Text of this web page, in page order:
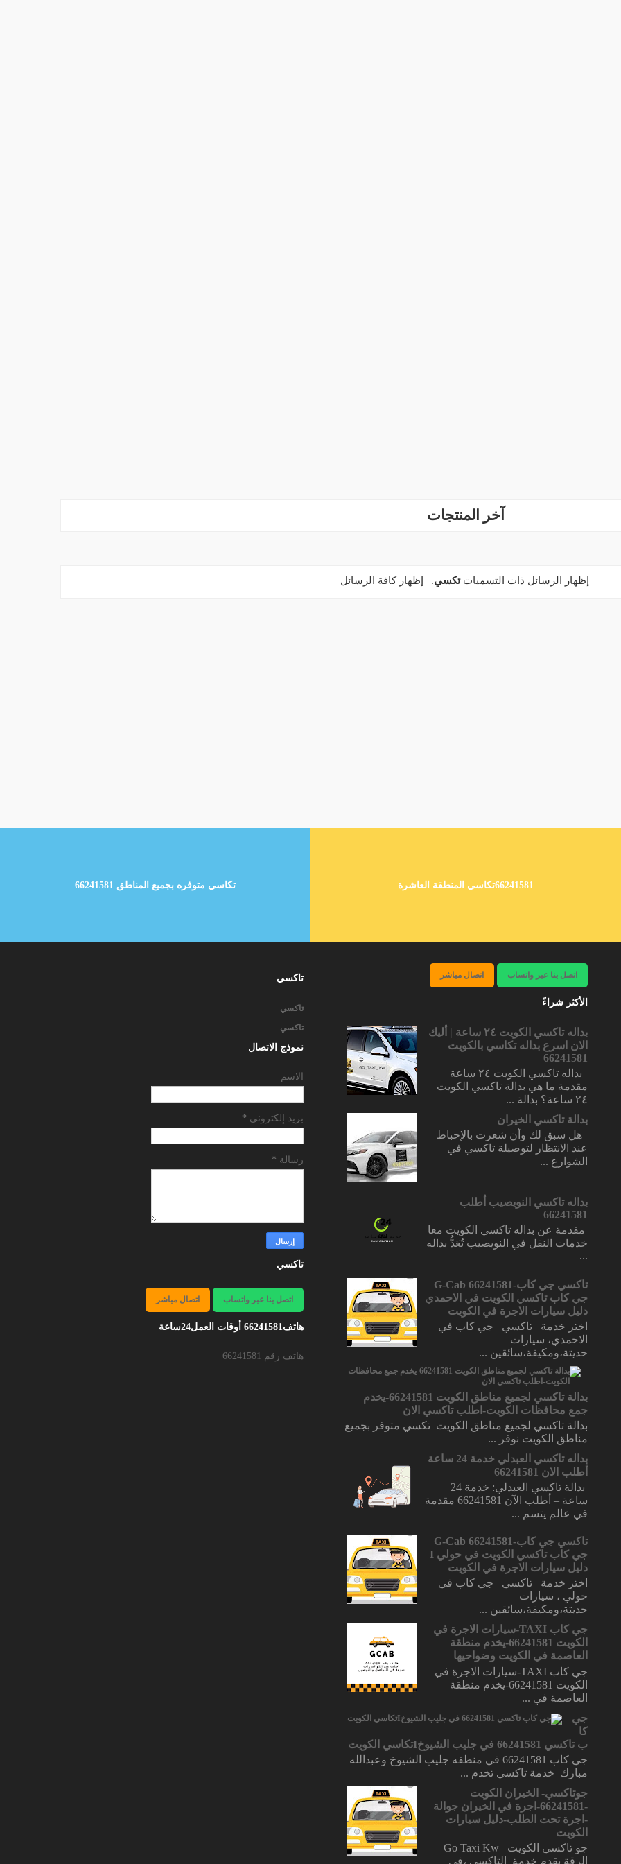
آخر المنتجات
‏إظهار الرسائل ذات التسمياتتكسي. إظهار كافة الرسائل
66241581تكاسي المنطقة العاشرة تكاسي متوفره بجميع المناطق 66241581
اتصل بنا عبر واتساب اتصال مباشر
الأكثر شراءً
بداله تاكسي الكويت ٢٤ ساعة | أليك
الان اسرع بداله تكاسي بالكويت
66241581
بداله تاكسي الكويت ٢٤ ساعة
مقدمة ما هي بدالة تاكسي الكويت
٢٤ ساعة؟ بدالة ...
بدالة تاكسي الخيران
هل سبق لك وأن شعرت بالإحباط
عند الانتظار لتوصيلة تاكسي في
الشوارع ...
بداله تاكسي النويصيب أطلب
66241581
مقدمة عن بداله تاكسي الكويت معا
خدمات النقل في النويصيب تُعَدُّ بداله
...
تاكسي جي كاب-66241581 G-Cab
جي كاب تاكسي الكويت في الاحمدي
دليل سيارات الاجرة في الكويت
اختر خدمة تاكسي جي كاب في
الاحمدي، سيارات
حديتة،ومكيفة،سائقين ...
بدالة تاكسي لجميع مناطق الكويت 66241581-يخدم
جمع محافظات الكويت-اطلب تاكسي الان
بدالة تاكسي لجميع مناطق الكويت تكسي متوفر بجميع
مناطق الكويت نوفر ...
بداله تاكسي العبدلي خدمة 24 ساعة
أطلب الان 66241581
بدالة تاكسي العبدلي: خدمة 24
ساعة – أطلب الآن 66241581 مقدمة
في عالم يتسم ...
تاكسي جي كاب-66241581 G-Cab
جي كاب تاكسي الكويت في حولي I
دليل سيارات الاجرة في الكويت
اختر خدمة تاكسي جي كاب في
حولي ، سيارات
حديتة،ومكيفة،سائقين ...
جي كاب TAXI-سيارات الاجرة في
الكويت 66241581-يخدم منطقة
العاصمة في الكويت وضواحيها
جي كاب TAXI-سيارات الاجرة في
الكويت 66241581-يخدم منطقة
العاصمة في ...
جي
كا
ب تاكسي 66241581 في جليب الشيوخIتكاسي الكويت
جي كاب 66241581 في منطقه جليب الشيوخ وعبدالله
مبارك خدمة تاكسي تخدم ...
جوتاكسي- الخيران الكويت
-66241581-اجرة في الخيران جوالة
-اجرة تحت الطلب-دليل سيارات
الكويت
الرقة يقدم خدمة التاكسي ،في
تاكسي
تاكسي
تاكسي
نموذج الاتصال
الاسم
بريد إلكتروني *
رسالة *
تاكسي
اتصل بنا عبر واتساب اتصال مباشر
هاتف66241581 أوقات العمل24ساعة
هاتف رقم 66241581